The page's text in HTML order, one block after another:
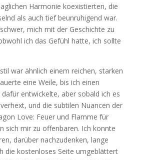
Harmonie koexistierten, die
als auch tief beunruhigend war.
mich mit der Geschichte zu
ich das Gefühl hatte, ich sollte
war ähnlich einem reichen, starken
eine Weile, bis ich einen
dafür entwickelte, aber sobald ich es
und die subtilen Nuancen der
Love: Feuer und Flamme für
sich mir zu offenbaren. Ich konnte
darüber nachzudenken, lange
die kostenloses Seite umgeblättert